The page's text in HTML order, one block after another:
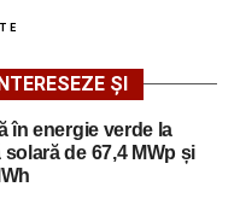
ȘI
în energie verde la
de 67,4 MWp și